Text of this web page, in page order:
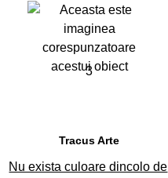
3
Tracus Arte
Nu exista culoare dincolo de